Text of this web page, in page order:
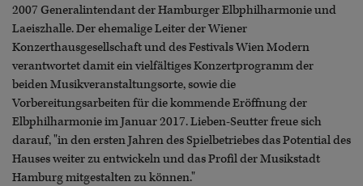
2007 Generalintendant der Hamburger Elbphilharmonie und
Laeiszhalle. Der ehemalige Leiter der Wiener
Konzerthausgesellschaft und des Festivals Wien Modern
verantwortet damit ein vielfältiges Konzertprogramm der
beiden Musikveranstaltungsorte, sowie die
Vorbereitungsarbeiten für die kommende Eröffnung der
Elbphilharmonie im Januar 2017. Lieben-Seutter freue sich
darauf, "in den ersten Jahren des Spielbetriebes das Potential des
Hauses weiter zu entwickeln und das Profil der Musikstadt
Hamburg mitgestalten zu können."